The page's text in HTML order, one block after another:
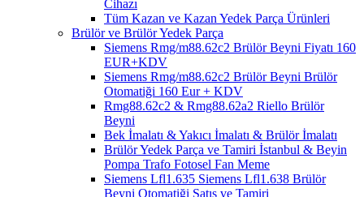
Cihazı
Tüm Kazan ve Kazan Yedek Parça Ürünleri
Brülör ve Brülör Yedek Parça
Siemens Rmg/m88.62c2 Brülör Beyni Fiyatı 160
EUR+KDV
Siemens Rmg/m88.62c2 Brülör Beyni Brülör
Otomatiği 160 Eur + KDV
Rmg88.62c2 & Rmg88.62a2 Riello Brülör
Beyni
Bek İmalatı & Yakıcı İmalatı & Brülör İmalatı
Brülör Yedek Parça ve Tamiri İstanbul & Beyin
Pompa Trafo Fotosel Fan Meme
Siemens Lfl1.635 Siemens Lfl1.638 Brülör
Beyni Otomatiği Satış ve Tamiri